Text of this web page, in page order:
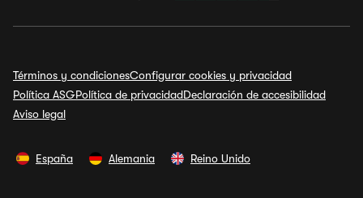
Términos y condicionesConfigurar cookies y privacidad
Política ASGPolítica de privacidadDeclaración de accesibilidad
Aviso legal
España Alemania Reino Unido